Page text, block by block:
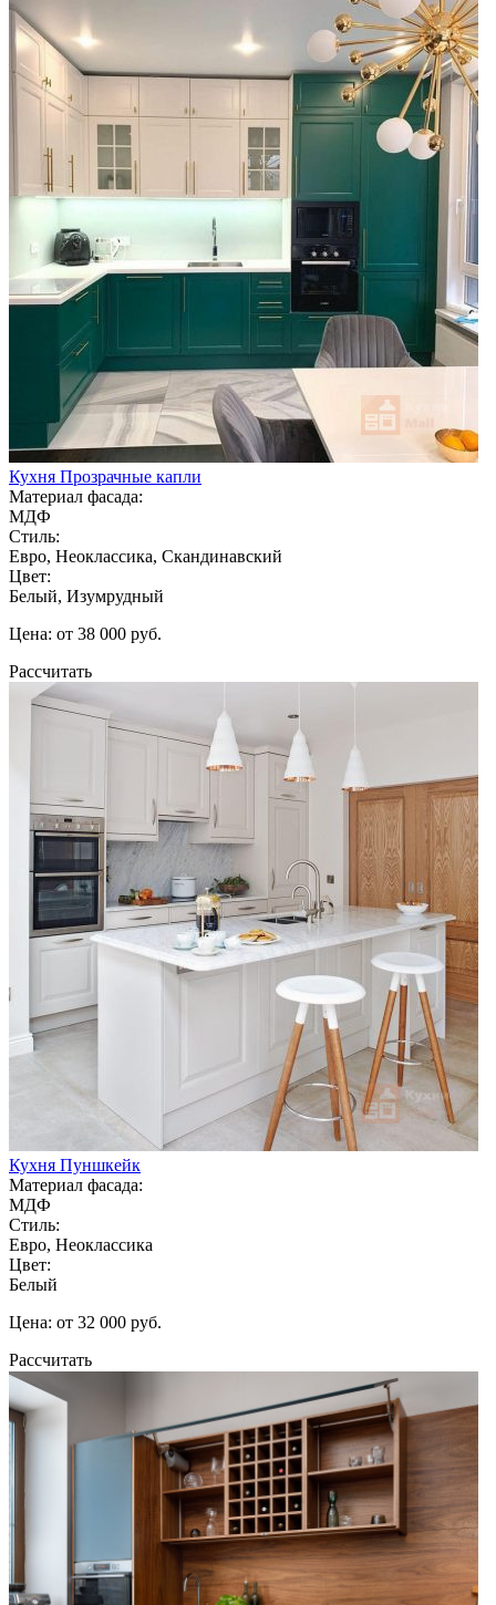
Кухня Прозрачные капли
Материал фасада:
МДФ
Стиль:
Евро, Неоклассика, Скандинавский
Цвет:
Белый, Изумрудный
Цена: от 38 000 руб.
Рассчитать
Кухня Пуншкейк
Материал фасада:
МДФ
Стиль:
Евро, Неоклассика
Цвет:
Белый
Цена: от 32 000 руб.
Рассчитать